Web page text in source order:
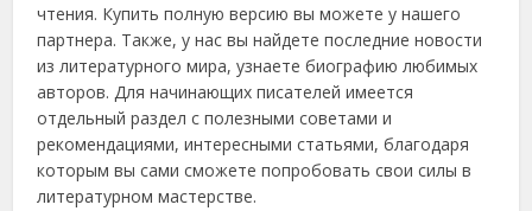
чтения. Купить полную версию вы можете у нашего
партнера. Также, у нас вы найдете последние новости
из литературного мира, узнаете биографию любимых
авторов. Для начинающих писателей имеется
отдельный раздел с полезными советами и
рекомендациями, интересными статьями, благодаря
которым вы сами сможете попробовать свои силы в
литературном мастерстве.